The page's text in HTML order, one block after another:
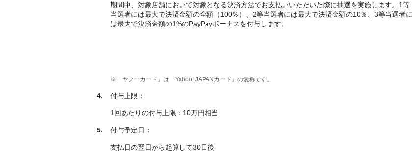
期間中、対象店舗において対象となる決済方法でお支払いいただいた際に抽選を実施します。1等
当選者には最大で決済金額の全額（100％）、2等当選者には最大で決済金額の10％、3等当選者に
は最大で決済金額の1%のPayPayボーナスを付与します。
※「ヤフーカード」は「Yahoo! JAPANカード」の愛称です。
付与上限：
1回あたりの付与上限：10万円相当
付与予定日：
支払日の翌日から起算して30日後